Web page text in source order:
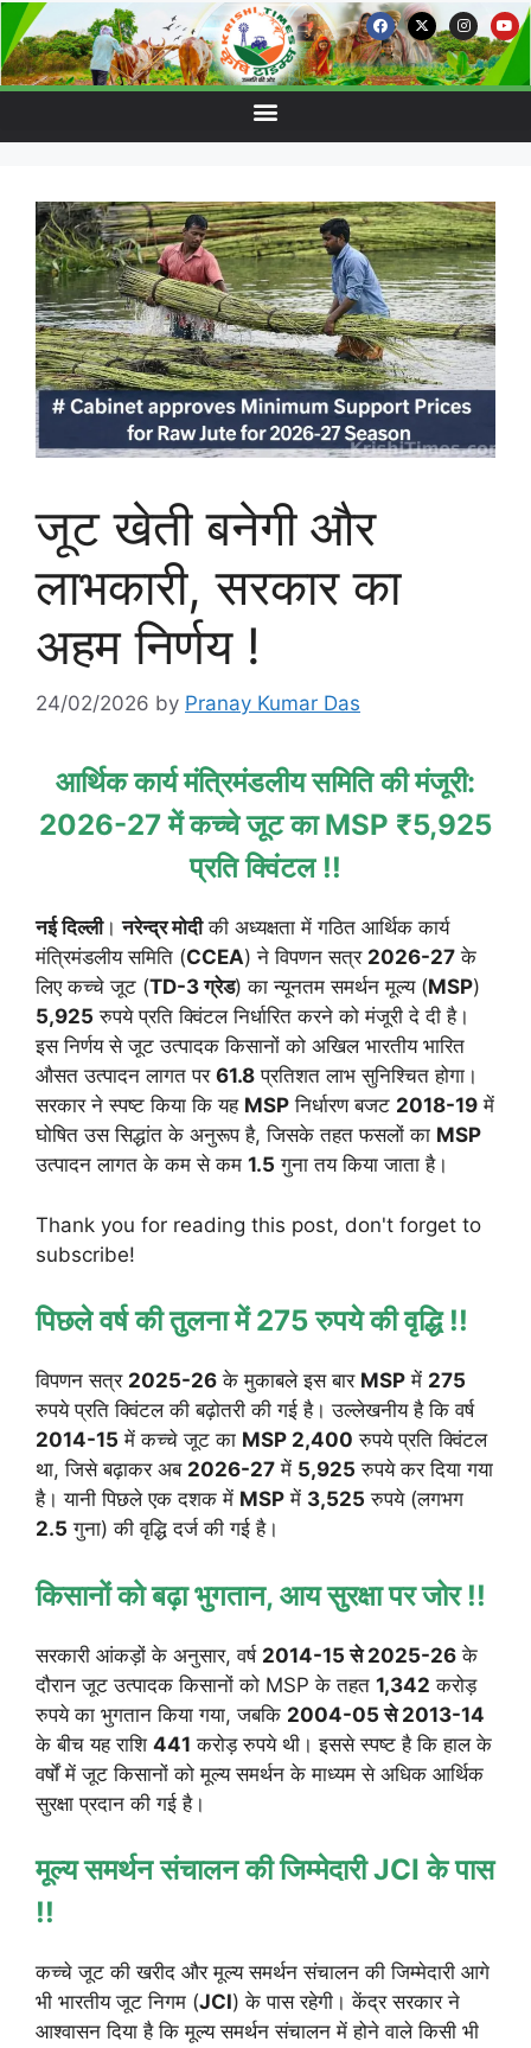
जूट खेती बनेगी और
लाभकारी, सरकार का
अहम निर्णय !
24/02/2026 by Pranay Kumar Das
आर्थिक कार्य मंत्रिमंडलीय समिति की मंजूरी:
2026-27 में कच्चे जूट का MSP ₹5,925
प्रति क्विंटल !!
नई दिल्ली।नरेन्द्र मोदीकी अध्यक्षता में गठित आर्थिक कार्य
मंत्रिमंडलीय समिति (CCEA) ने विपणन सत्र 2026-27 के
लिए कच्चे जूट (TD-3 ग्रेड) का न्यूनतम समर्थन मूल्य (MSP)
5,925 रुपये प्रति क्विंटल निर्धारित करने को मंजूरी दे दी है।
इस निर्णय से जूट उत्पादक किसानों को अखिल भारतीय भारित
औसत उत्पादन लागत पर 61.8 प्रतिशत लाभ सुनिश्चित होगा।
सरकार ने स्पष्ट किया कि यह MSP निर्धारण बजट 2018-19 में
घोषित उस सिद्धांत के अनुरूप है, जिसके तहत फसलों का MSP
उत्पादन लागत के कम से कम 1.5 गुना तय किया जाता है।
Thank you for reading this post, don't forget to
subscribe!
पिछले वर्ष की तुलना में 275 रुपये की वृद्धि !!
विपणन सत्र 2025-26 के मुकाबले इस बार MSP में 275
रुपये प्रति क्विंटल की बढ़ोतरी की गई है। उल्लेखनीय है कि वर्ष
2014-15 में कच्चे जूट का MSP 2,400 रुपये प्रति क्विंटल
था, जिसे बढ़ाकर अब 2026-27 में 5,925 रुपये कर दिया गया
है। यानी पिछले एक दशक में MSP में 3,525 रुपये (लगभग
2.5 गुना) की वृद्धि दर्ज की गई है।
किसानों को बढ़ा भुगतान, आय सुरक्षा पर जोर !!
सरकारी आंकड़ों के अनुसार, वर्ष 2014-15 से 2025-26 के
दौरान जूट उत्पादक किसानों को MSP के तहत 1,342 करोड़
रुपये का भुगतान किया गया, जबकि 2004-05 से 2013-14
के बीच यह राशि 441 करोड़ रुपये थी। इससे स्पष्ट है कि हाल के
वर्षों में जूट किसानों को मूल्य समर्थन के माध्यम से अधिक आर्थिक
सुरक्षा प्रदान की गई है।
मूल्य समर्थन संचालन की जिम्मेदारी JCI के पास
!!
कच्चे जूट की खरीद और मूल्य समर्थन संचालन की जिम्मेदारी आगे
भी भारतीय जूट निगम (JCI) के पास रहेगी। केंद्र सरकार ने
आश्वासन दिया है कि मूल्य समर्थन संचालन में होने वाले किसी भी